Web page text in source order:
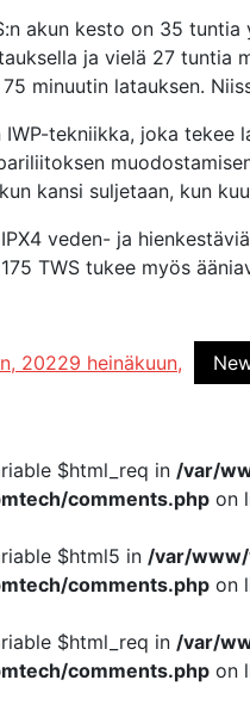
akun kesto on 35
ja vielä 27 tuntia
minuutin latauksen.
IWP-tekniikka, joka
kansi suljetaan, kun
veden- ja
TWS tukee myös
20229 heinäkuun,
$html_req in /var/
comments.php on
$html5 in /var/
comments.php on
$html_req in /var/
comments.php on